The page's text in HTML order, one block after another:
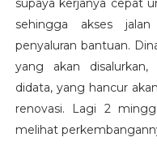
supaya kerjanya cepat
sehingga akses
penyaluran bantuan.
yang akan
didata, yang hancur
renovasi. Lagi 2
melihat